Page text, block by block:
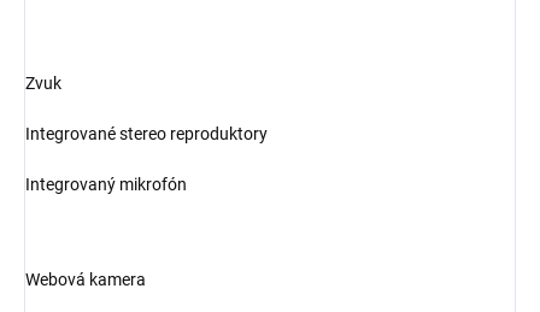
Zvuk
Integrované stereo reproduktory
Integrovaný mikrofón
Webová kamera